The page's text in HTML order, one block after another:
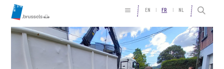
EN FR NL